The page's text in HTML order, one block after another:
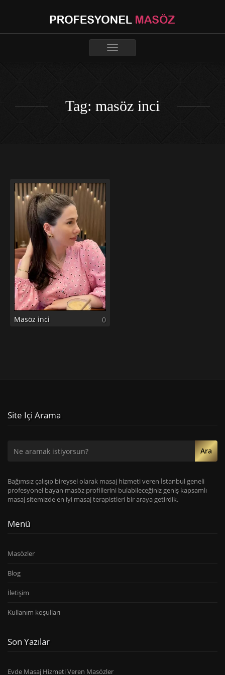
Toggle
Tag: masöz inci
Masöz inci 0
Site Içi Arama
Ara
Bağımsız çalışıp bireysel olarak masaj hizmeti veren İstanbul geneli
profesyonel bayan masöz profillerini bulabileceğiniz geniş kapsamlı
masaj sitemizde en iyi masaj terapistleri bir araya getirdik.
Menü
Masözler
Blog
İletişim
Kullanım koşulları
Son Yazılar
Evde Masaj Hizmeti Veren Masözler